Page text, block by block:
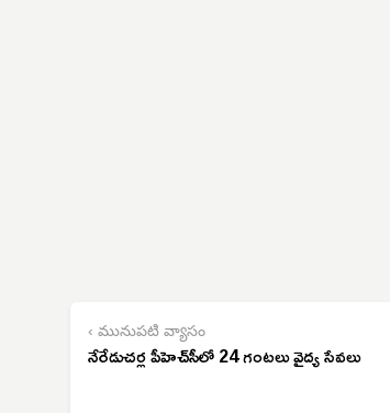
‹ మునుపటి వ్యాసం
నేరేడుచర్ల పీహెచ్‌సీలో 24 గంటలు వైద్య సేవలు